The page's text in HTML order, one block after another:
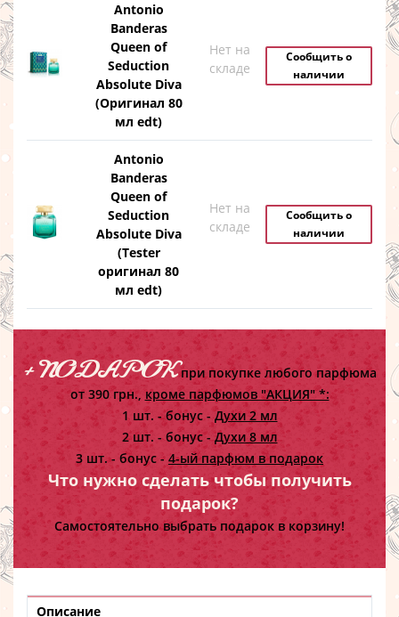
Antonio
Banderas
Queen of
Seduction
Absolute Diva
(Оригинал 80
мл edt)
Нет на
складе
Сообщить о
наличии
Antonio
Banderas
Queen of
Seduction
Absolute Diva
(Tester
оригинал 80
мл edt)
Нет на
складе
Сообщить о
наличии
+ ПОДАРОКпри покупке любого парфюма
от 390 грн., кроме парфюмов "АКЦИЯ" *:
1 шт. - бонус - Духи 2 мл
2 шт. - бонус -Духи 8 мл
3 шт. - бонус - 4-ый парфюм в подарок
Что нужно сделать чтобы получить
подарок?
Самостоятельно выбрать подарок в корзину!
Описание